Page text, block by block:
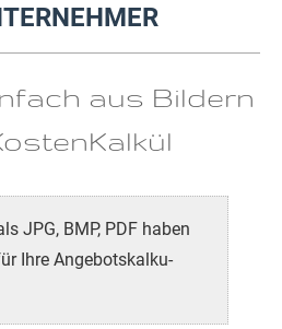
aus Bildern
JPG, BMP, PDF haben
Ihre Angebots­kalku­